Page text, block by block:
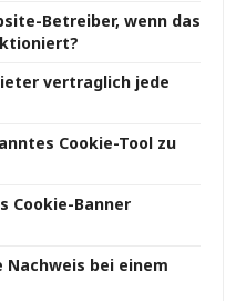
Betreiber, wenn das
vertraglich jede
Cookie-Tool zu
Cookie-Banner
bei einem